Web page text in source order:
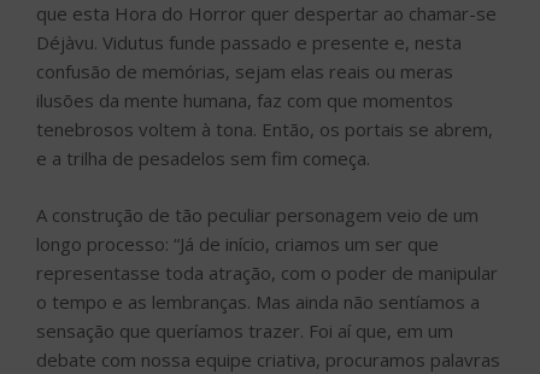
que esta Hora do Horror quer despertar ao chamar-se
Déjàvu. Vidutus funde passado e presente e, nesta
confusão de memórias, sejam elas reais ou meras
ilusões da mente humana, faz com que momentos
tenebrosos voltem à tona. Então, os portais se abrem,
e a trilha de pesadelos sem fim começa.
A construção de tão peculiar personagem veio de um
longo processo: “Já de início, criamos um ser que
representasse toda atração, com o poder de manipular
o tempo e as lembranças. Mas ainda não sentíamos a
sensação que queríamos trazer. Foi aí que, em um
debate com nossa equipe criativa, procuramos palavras